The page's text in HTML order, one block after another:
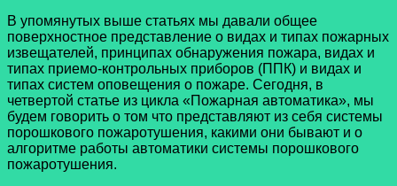
В упомянутых выше статьях мы давали общее
поверхностное представление о видах и типах пожарных
извещателей, принципах обнаружения пожара, видах и
типах приемо-контрольных приборов (ППК) и видах и
типах систем оповещения о пожаре. Сегодня, в
четвертой статье из цикла «Пожарная автоматика», мы
будем говорить о том что представляют из себя системы
порошкового пожаротушения, какими они бывают и о
алгоритме работы автоматики системы порошкового
пожаротушения.